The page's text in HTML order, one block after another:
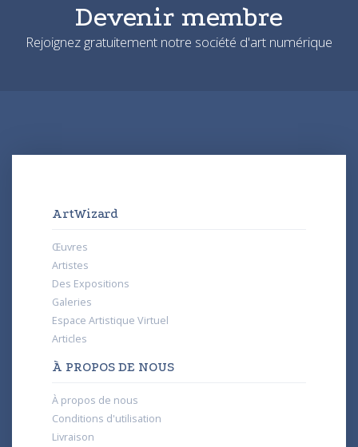
Devenir membre
Rejoignez gratuitement notre société d'art numérique
ArtWizard
Œuvres
Artistes
Des Expositions
Galeries
Espace Artistique Virtuel
Articles
À PROPOS DE NOUS
À propos de nous
Conditions d'utilisation
Livraison